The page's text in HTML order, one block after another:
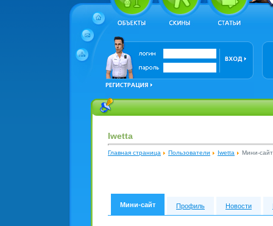
Iwetta
Главная страница Пользователи Iwetta Мини-
Мини-сайт Профиль Новости